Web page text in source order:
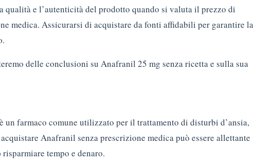
qualità e l’autenticità del prodotto quando si valuta il prezzo di
medica. Assicurarsi di acquistare da fonti affidabili per garantire la
delle conclusioni su Anafranil 25 mg senza ricetta e sulla sua
farmaco comune utilizzato per il trattamento di disturbi d’ansia,
Anafranil senza prescrizione medica può essere allettante
tempo e denaro.